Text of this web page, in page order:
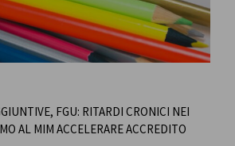
FGU: RITARDI CRONICI NEI
AL MIM ACCELERARE ACCREDITO